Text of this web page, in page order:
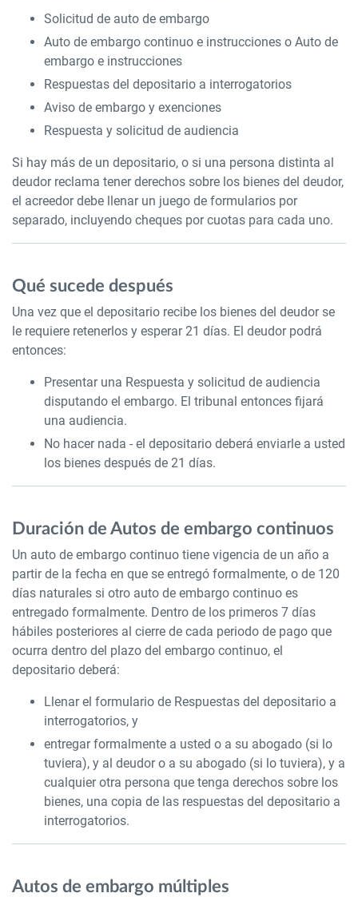
Solicitud de auto de embargo
Auto de embargo continuo e instrucciones o Auto de
embargo e instrucciones
Respuestas del depositario a interrogatorios
Aviso de embargo y exenciones
Respuesta y solicitud de audiencia
Si hay más de un depositario, o si una persona distinta al
deudor reclama tener derechos sobre los bienes del deudor,
el acreedor debe llenar un juego de formularios por
separado, incluyendo cheques por cuotas para cada uno.
Qué sucede después
Una vez que el depositario recibe los bienes del deudor se
le requiere retenerlos y esperar 21 días. El deudor podrá
entonces:
Presentar una Respuesta y solicitud de audiencia
disputando el embargo. El tribunal entonces fijará
una audiencia.
No hacer nada - el depositario deberá enviarle a usted
los bienes después de 21 días.
Duración de Autos de embargo continuos
Un auto de embargo continuo tiene vigencia de un año a
partir de la fecha en que se entregó formalmente, o de 120
días naturales si otro auto de embargo continuo es
entregado formalmente. Dentro de los primeros 7 días
hábiles posteriores al cierre de cada periodo de pago que
ocurra dentro del plazo del embargo continuo, el
depositario deberá:
Llenar el formulario de Respuestas del depositario a
interrogatorios, y
entregar formalmente a usted o a su abogado (si lo
tuviera), y al deudor o a su abogado (si lo tuviera), y a
cualquier otra persona que tenga derechos sobre los
bienes, una copia de las respuestas del depositario a
interrogatorios.
Autos de embargo múltiples